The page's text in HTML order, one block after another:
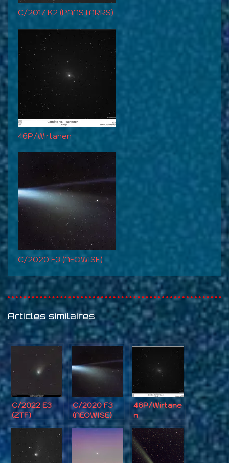
C/2017 K2 (PANSTARRS)
46P/Wirtanen
C/2020 F3 (NEOWISE)
Articles similaires
C/2022 E3
(ZTF)
C/2020 F3
(NEOWISE)
46P/Wirtane
n